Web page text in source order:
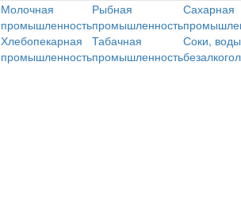
Молочная
промышленность
Рыбная
промышленность
Сахарная
Хлебопекарная
промышленность
Табачная
промышленность
Соки,